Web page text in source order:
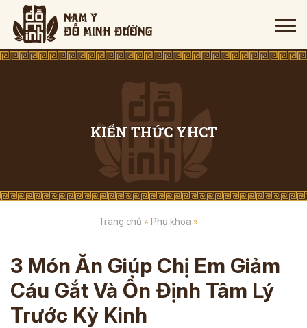
KIẾN THỨC YHCT
Trang chủ » Phụ khoa »
3 Món Ăn Giúp Chị Em Giảm
Cáu Gắt Và Ổn Định Tâm Lý
Trước Kỳ Kinh